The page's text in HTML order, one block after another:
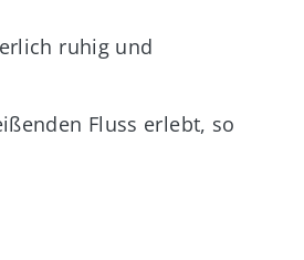
ruhig und
Fluss erlebt, so